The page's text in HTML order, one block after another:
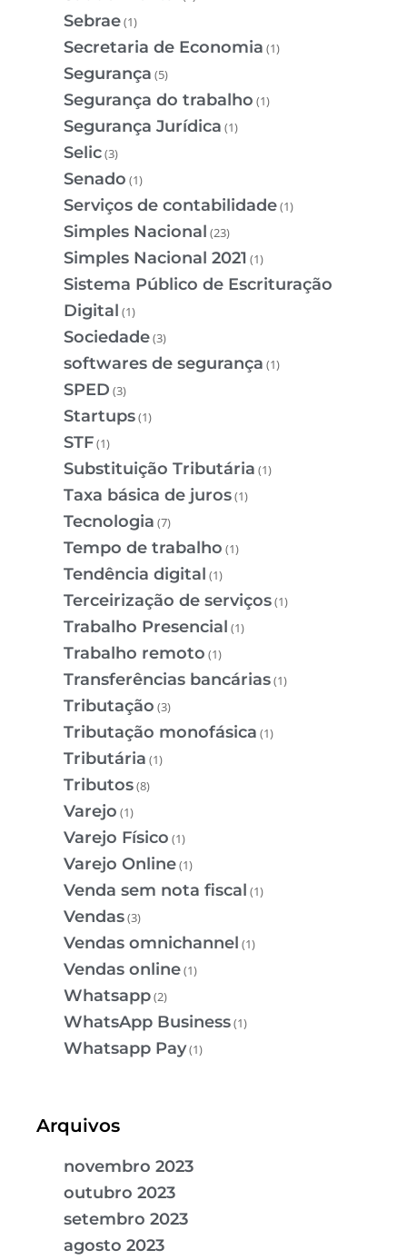
Sebrae(1)
Secretaria de Economia (1)
Segurança (5)
Segurança do trabalho (1)
Segurança Jurídica (1)
Selic(3)
Senado (1)
Serviços de contabilidade(1)
Simples Nacional (23)
Simples Nacional 2021 (1)
Sistema Público de Escrituração
Digital (1)
Sociedade(3)
softwares de segurança (1)
SPED (3)
Startups(1)
STF(1)
Substituição Tributária (1)
Taxa básica de juros(1)
Tecnologia (7)
Tempo de trabalho (1)
Tendência digital (1)
Terceirização de serviços(1)
Trabalho Presencial (1)
Trabalho remoto (1)
Transferências bancárias(1)
Tributação (3)
Tributação monofásica (1)
Tributária (1)
Tributos(8)
Varejo (1)
Varejo Físico (1)
Varejo Online(1)
Venda sem nota fiscal (1)
Vendas(3)
Vendas omnichannel (1)
Vendas online(1)
Whatsapp(2)
WhatsApp Business(1)
Whatsapp Pay(1)
Arquivos
novembro 2023
outubro 2023
setembro 2023
agosto 2023